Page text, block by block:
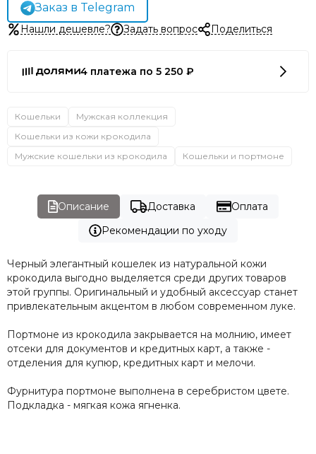
Заказ в Telegram
Нашли дешевле? Задать вопрос Поделиться
4 платежа по 5 250 ₽
Кошельки
Мужская коллекция
Кошельки из кожи крокодила
Мужские кошельки из крокодила
Кошельки и портмоне
Описание Доставка
Оплата
Рекомендации по уходу
Черный элегантный кошелек из натуральной кожи
крокодила выгодно выделяется среди других товаров
этой группы. Оригинальный и удобный аксессуар станет
привлекательным акцентом в любом современном луке.
Портмоне из крокодила закрывается на молнию, имеет
отсеки для документов и кредитных карт, а также -
отделения для купюр, кредитных карт и мелочи.
Фурнитура портмоне выполнена в серебристом цвете.
Подкладка - мягкая кожа ягненка.